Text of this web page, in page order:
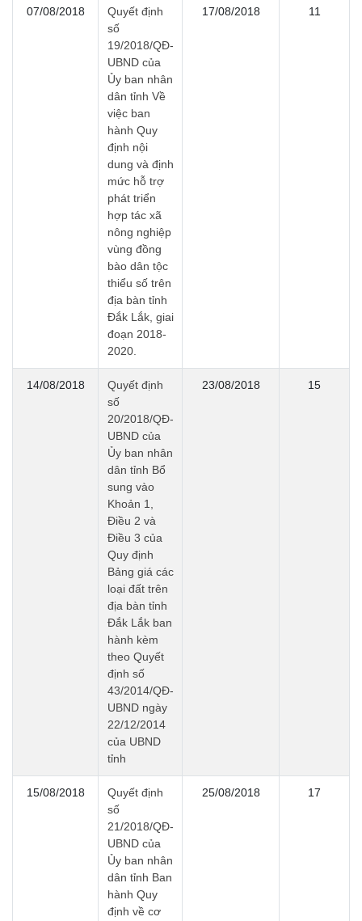
07/08/2018
Quyết định
số
19/2018/QĐ-
UBND của
Ủy ban nhân
dân tỉnh Về
việc ban
hành Quy
định nội
dung và định
mức hỗ trợ
phát triển
hợp tác xã
nông nghiệp
vùng đồng
bào dân tộc
thiểu số trên
địa bàn tỉnh
Đắk Lắk, giai
đoạn 2018-
2020.
17/08/2018 11
14/08/2018
Quyết định
số
20/2018/QĐ-
UBND của
Ủy ban nhân
dân tỉnh Bổ
sung vào
Khoản 1,
Điều 2 và
Điều 3 của
Quy định
Bảng giá các
loại đất trên
địa bàn tỉnh
Đắk Lắk ban
hành kèm
theo Quyết
định số
43/2014/QĐ-
UBND ngày
22/12/2014
của UBND
tỉnh
23/08/2018 15
15/08/2018
Quyết định
số
21/2018/QĐ-
UBND của
Ủy ban nhân
dân tỉnh Ban
hành Quy
định về cơ
25/08/2018 17